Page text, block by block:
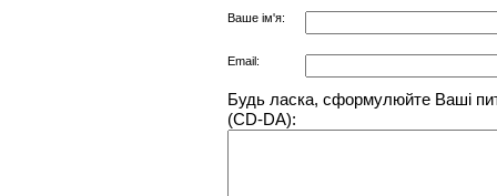
Ваше ім'я:
Email:
Будь ласка, сформулюйте Ваші
(CD-DA):